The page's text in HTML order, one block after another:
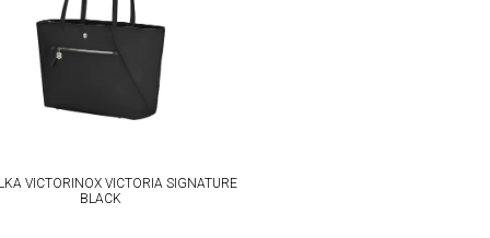
VICTORINOX VICTORIA SIGNATURE
BLACK